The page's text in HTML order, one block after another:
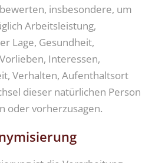
insbesondere, um
Arbeitsleistung,
Lage, Gesundheit,
Interessen,
Verhalten, Aufenthaltsort
dieser natürlichen Person
oder vorherzusagen.